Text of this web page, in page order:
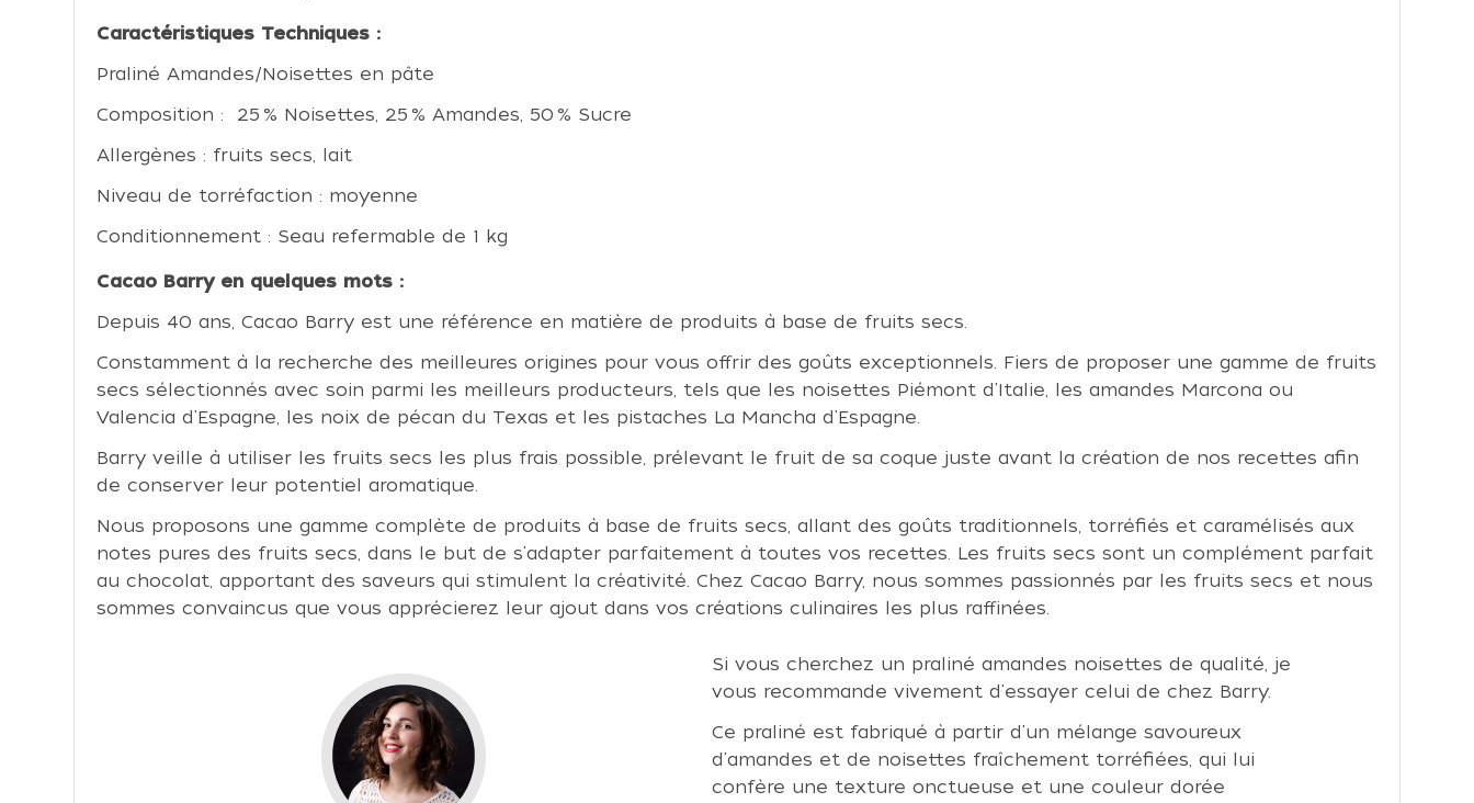
Caractéristiques Techniques :
Praliné Amandes/Noisettes en pâte
Composition : 25 % Noisettes, 25 % Amandes, 50 % Sucre
Allergènes : fruits secs, lait
Niveau de torréfaction : moyenne
Conditionnement : Seau refermable de 1 kg
Cacao Barry en quelques mots :
Depuis 40 ans, Cacao Barry est une référence en matière de produits à base de fruits secs.
Constamment à la recherche des meilleures origines pour vous offrir des goûts exceptionnels. Fiers de proposer une gamme de fruits
secs sélectionnés avec soin parmi les meilleurs producteurs, tels que les noisettes Piémont d'Italie, les amandes Marcona ou
Valencia d'Espagne, les noix de pécan du Texas et les pistaches La Mancha d'Espagne.
Barry veille à utiliser les fruits secs les plus frais possible, prélevant le fruit de sa coque juste avant la création de nos recettes afin
de conserver leur potentiel aromatique.
Nous proposons une gamme complète de produits à base de fruits secs, allant des goûts traditionnels, torréfiés et caramélisés aux
notes pures des fruits secs, dans le but de s'adapter parfaitement à toutes vos recettes. Les fruits secs sont un complément parfait
au chocolat, apportant des saveurs qui stimulent la créativité. Chez Cacao Barry, nous sommes passionnés par les fruits secs et nous
sommes convaincus que vous apprécierez leur ajout dans vos créations culinaires les plus raffinées.
Si vous cherchez un praliné amandes noisettes de qualité, je
vous recommande vivement d'essayer celui de chez Barry.
Ce praliné est fabriqué à partir d'un mélange savoureux
d'amandes et de noisettes fraîchement torréfiées, qui lui
confère une texture onctueuse et une couleur dorée